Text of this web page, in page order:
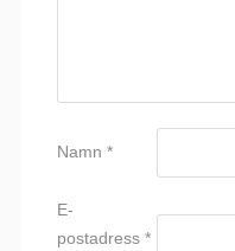
Namn *
E-
postadress *